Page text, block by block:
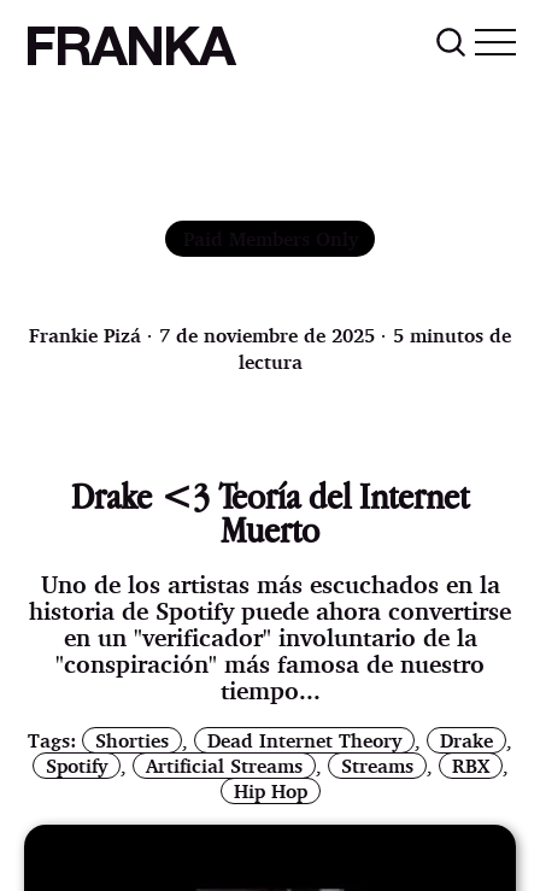
FRANKA
Frankie Pizá ∙ 7 de noviembre de 2025 ∙ 5 minutos de
lectura
Drake <3 Teoría del Internet
Muerto
Uno de los artistas más escuchados en la
historia de Spotify puede ahora convertirse
en un "verificador" involuntario de la
"conspiración" más famosa de nuestro
tiempo...
Tags: Shorties , Dead Internet Theory , Drake ,
Spotify , Artificial Streams , Streams , RBX ,
Hip Hop